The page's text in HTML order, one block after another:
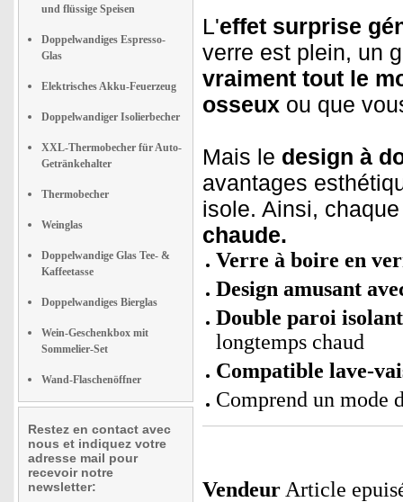
und flüssige Speisen
Doppelwandiges Espresso-
Glas
Elektrisches Akku-Feuerzeug
Doppelwandiger Isolierbecher
XXL-Thermobecher für Auto-
Getränkehalter
Thermobecher
Weinglas
Doppelwandige Glas Tee- &
Kaffeetasse
Doppelwandiges Bierglas
Wein-Geschenkbox mit
Sommelier-Set
Wand-Flaschenöffner
Restez en contact avec
nous et indiquez votre
adresse mail pour
recevoir notre
newsletter:
L'effet surprise
verre est plein, un
vraiment tout le
osseux ou que
Mais le design à
avantages
isole. Ainsi,
chaude.
Verre à boire en
Design amusant
Double paroi
longtemps chaud
Compatible lave-
Comprend un mode
Vendeur Article